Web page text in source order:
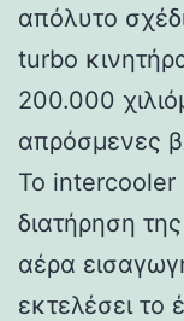
απόλυτο
turbo
200.000
απρόσμενες
Το intercooler
διατήρηση
αέρα
εκτελέσει το